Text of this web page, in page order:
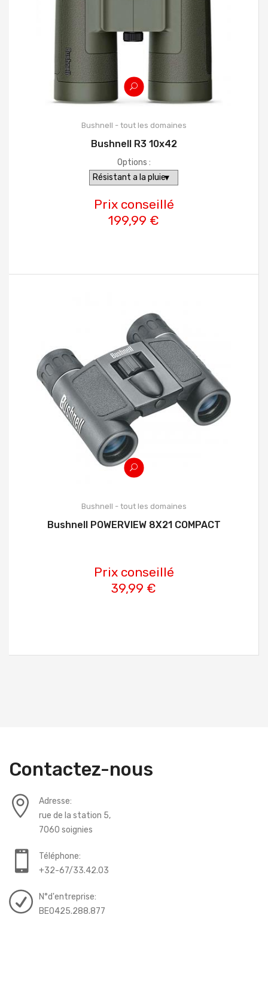
Bushnell - tout les domaines
Bushnell R3 10x42
Options :
Prix conseillé
199,99 €
Bushnell - tout les domaines
Bushnell POWERVIEW 8X21 COMPACT
Prix conseillé
39,99 €
Contactez-nous
Adresse:
rue de la station 5,
7060 soignies
Téléphone:
+32-67/33.42.03
N°d'entreprise:
BE0425.288.877